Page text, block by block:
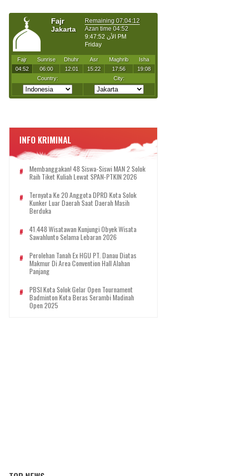
INFO KRIMINAL
Membanggakan! 48 Siswa-Siswi MAN 2 Solok
Raih Tiket Kuliah Lewat SPAN-PTKIN 2026
Ternyata Ke 20 Anggota DPRD Kota Solok
Kunker Luar Daerah Saat Daerah Masih
Berduka
41.448 Wisatawan Kunjungi Obyek Wisata
Sawahlunto Selama Lebaran 2026
Perolehan Tanah Ex HGU PT. Danau Diatas
Makmur Di Area Convention Hall Alahan
Panjang
PBSI Kota Solok Gelar Open Tournament
Badminton Kota Beras Serambi Madinah
Open 2025